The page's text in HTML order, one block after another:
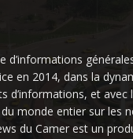
d’informations
en 2014, dans la
d’informations, et avec
monde entier sur les
du Camer est un